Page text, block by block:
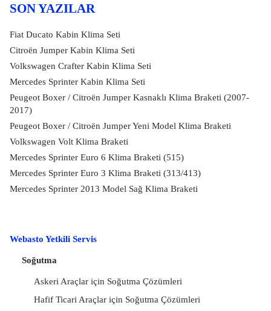
SON YAZILAR
Fiat Ducato Kabin Klima Seti
Citroën Jumper Kabin Klima Seti
Volkswagen Crafter Kabin Klima Seti
Mercedes Sprinter Kabin Klima Seti
Peugeot Boxer / Citroën Jumper Kasnaklı Klima Braketi (2007-
2017)
Peugeot Boxer / Citroën Jumper Yeni Model Klima Braketi
Volkswagen Volt Klima Braketi
Mercedes Sprinter Euro 6 Klima Braketi (515)
Mercedes Sprinter Euro 3 Klima Braketi (313/413)
Mercedes Sprinter 2013 Model Sağ Klima Braketi
Webasto Yetkili Servis
Soğutma
Askeri Araçlar için Soğutma Çözümleri
Hafif Ticari Araçlar için Soğutma Çözümleri